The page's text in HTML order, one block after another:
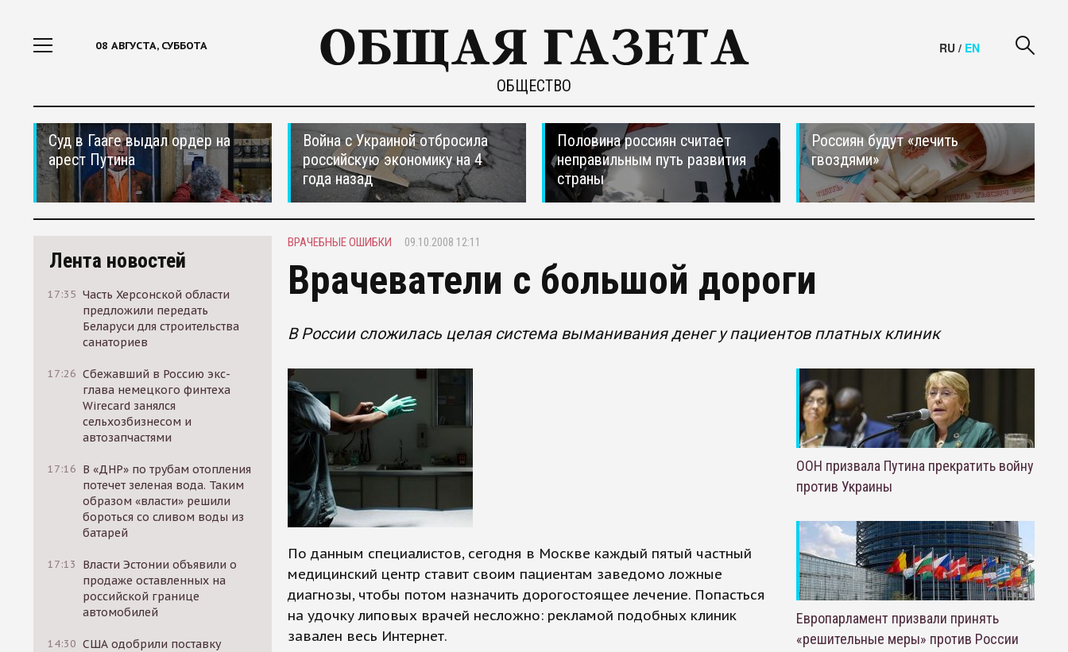
08 АВГУСТА, СУББОТА
ОБЩЕСТВО
RU / EN
Суд в Гааге выдал ордер на
арест Путина
Война с Украиной отбросила
российскую экономику на 4
года назад
Половина россиян считает
неправильным путь развития
страны
Россиян будут «лечить
гвоздями»
Лента новостей
17:35 Часть Херсонской области
предложили передать
Беларуси для строительства
санаториев
17:26 Сбежавший в Россию экс-
глава немецкого финтеха
Wirecard занялся
сельхозбизнесом и
автозапчастями
17:16 В «ДНР» по трубам отопления
потечет зеленая вода. Таким
образом «власти» решили
бороться со сливом воды из
батарей
17:13
Власти Эстонии объявили о
продаже оставленных на
российской границе
автомобилей
14:30 США одобрили поставку
ВРАЧЕБНЫЕ ОШИБКИ 09.10.2008 12:11
Врачеватели с большой дороги
В России сложилась целая система выманивания денег у пациентов платных клиник
По данным специалистов, сегодня в Москве каждый пятый частный
медицинский центр ставит своим пациентам заведомо ложные
диагнозы, чтобы потом назначить дорогостоящее лечение. Попасться
на удочку липовых врачей несложно: рекламой подобных клиник
завален весь Интернет.
ООН призвала Путина прекратить войну
против Украины
Европарламент призвали принять
«решительные меры» против России